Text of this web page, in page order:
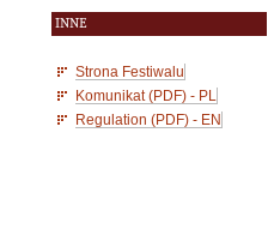
INNE
Strona Festiwalu
Komunikat (PDF) - PL
Regulation (PDF) - EN